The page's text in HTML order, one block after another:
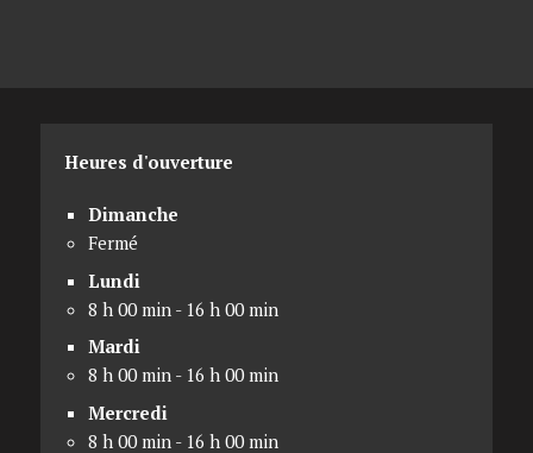
Heures d'ouverture
Dimanche
Fermé
Lundi
8 h 00 min - 16 h 00 min
Mardi
8 h 00 min - 16 h 00 min
Mercredi
8 h 00 min - 16 h 00 min